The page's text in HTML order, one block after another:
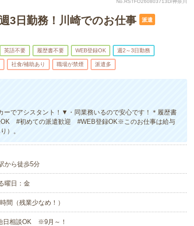
No.RSTFO260803713D/神奈川
3日勤務！川崎でのお仕事 派遣
英語不要 履歴書不要 WEB登録OK 週2～3日勤務
社食/補助あり 職場が禁煙 派遣多
ーでアシスタント！▼・同業務いるので安心です！＊履歴書
OK #初めての派遣歓迎 #WEB登録OK※このお仕事は給与
）。
から徒歩5分
曜日：金
間（残業少なめ！）
日相談OK ※9月～！